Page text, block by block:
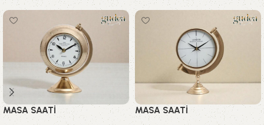
MASA SAATİ MASA SAATİ